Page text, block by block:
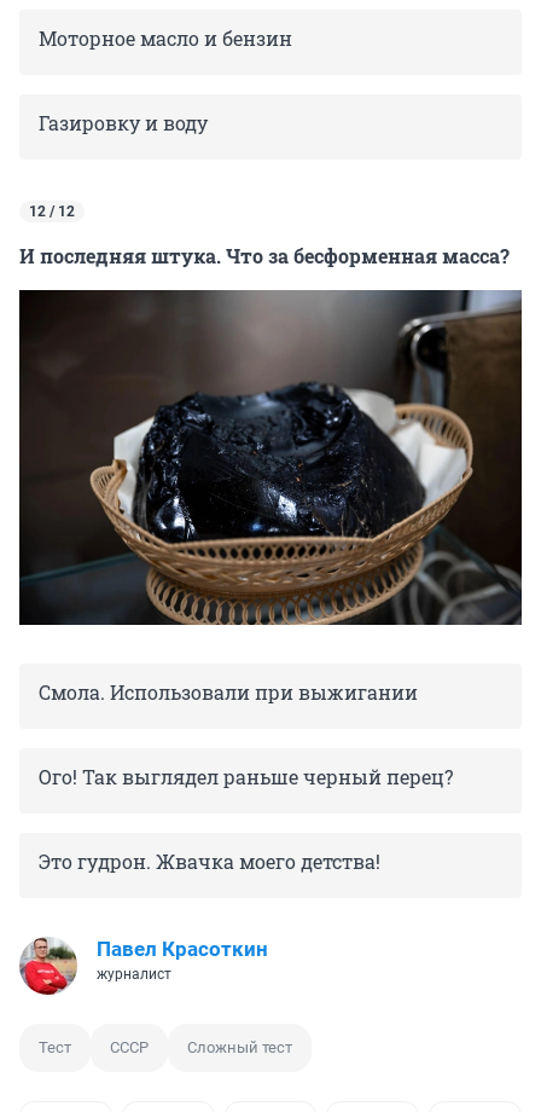
Моторное масло и бензин
Газировку и воду
12 / 12
И последняя штука. Что за бесформенная масса?
Смола. Использовали при выжигании
Ого! Так выглядел раньше черный перец?
Это гудрон. Жвачка моего детства!
Павел Красоткин
журналист
Тест СССР Сложный тест